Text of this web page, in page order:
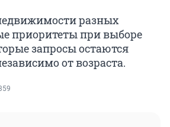
разных
приоритеты при выборе
запросы остаются
от возраста.